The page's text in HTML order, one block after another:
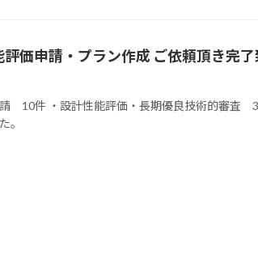
価申請・プラン作成 ご依頼頂き完了
10件 ・設計性能評価・長期優良技術的審査
。